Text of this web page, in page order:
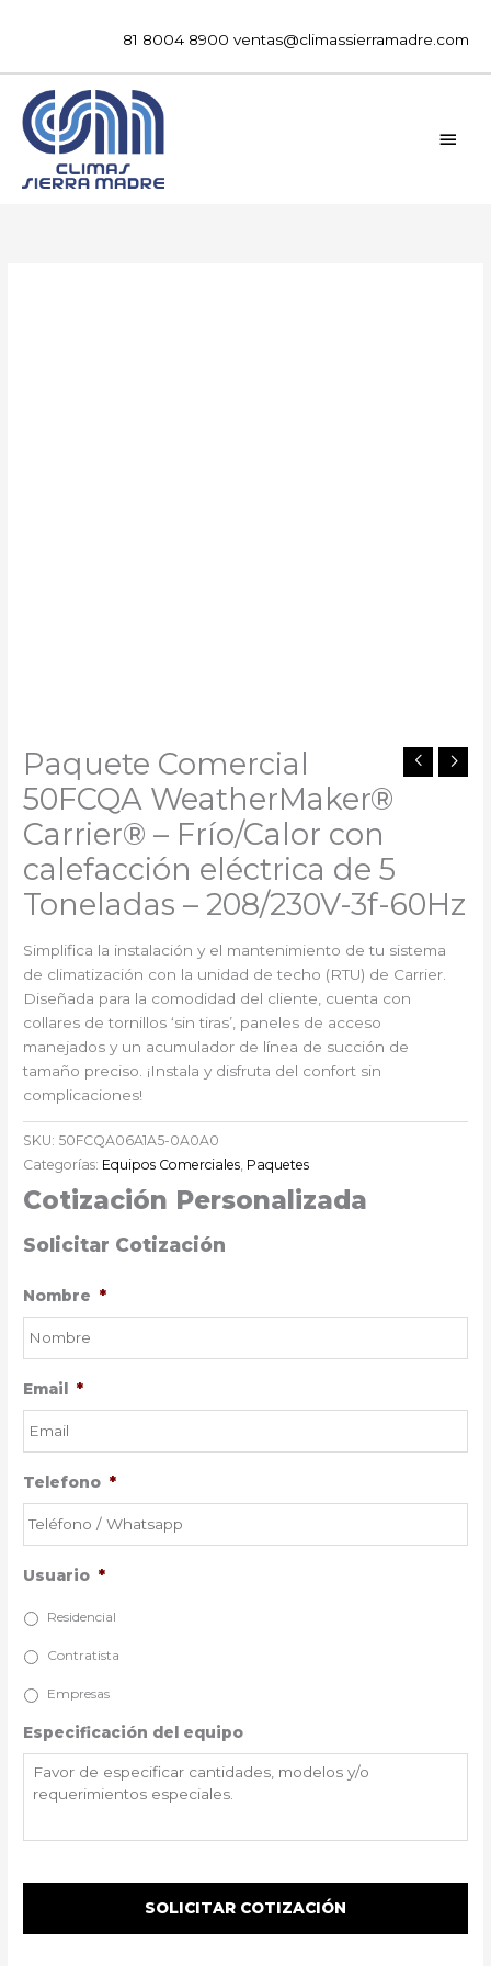
81 8004 8900 ventas@climassierramadre.com
Paquete Comercial
50FCQA WeatherMaker®
Carrier®️ – Frío/Calor con
calefacción eléctrica de 5
Toneladas – 208/230V-3f-60Hz
Simplifica la instalación y el mantenimiento de tu sistema
de climatización con la unidad de techo (RTU) de Carrier.
Diseñada para la comodidad del cliente, cuenta con
collares de tornillos ‘sin tiras’, paneles de acceso
manejados y un acumulador de línea de succión de
tamaño preciso. ¡Instala y disfruta del confort sin
complicaciones!
SKU: 50FCQA06A1A5-0A0A0
Categorías: Equipos Comerciales, Paquetes
Cotización Personalizada
Solicitar Cotización
Nombre *
Email *
Telefono *
Usuario *
Residencial
Contratista
Empresas
Especificación del equipo